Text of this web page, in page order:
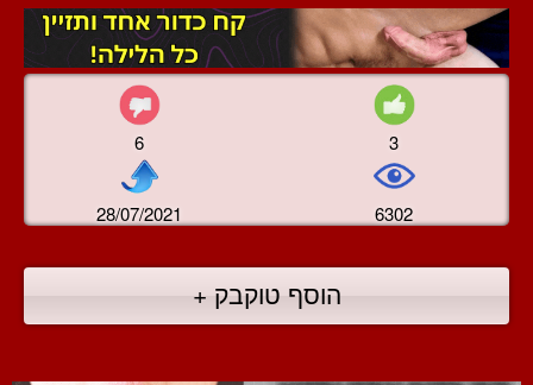
6 3
28/07/2021 6302
הוסף טוקבק +